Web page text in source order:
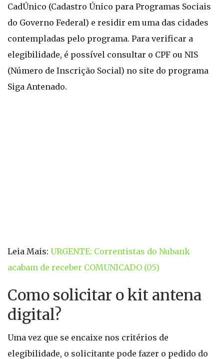
CadÚnico (Cadastro Único para Programas Sociais
do Governo Federal) e residir em uma das cidades
contempladas pelo programa. Para verificar a
elegibilidade, é possível consultar o CPF ou NIS
(Número de Inscrição Social) no site do programa
Siga Antenado.
Leia Mais: URGENTE: Correntistas do Nubank
acabam de receber COMUNICADO (05)
Como solicitar o kit antena
digital?
Uma vez que se encaixe nos critérios de
elegibilidade, o solicitante pode fazer o pedido do